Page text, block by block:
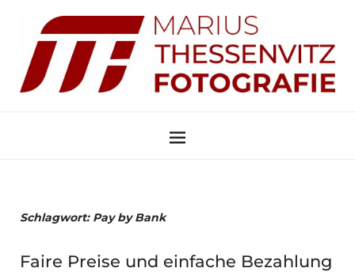
Schlagwort: Pay by Bank
Faire Preise und einfache Bezahlung